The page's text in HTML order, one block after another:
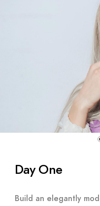
Day One
Build an elegantly